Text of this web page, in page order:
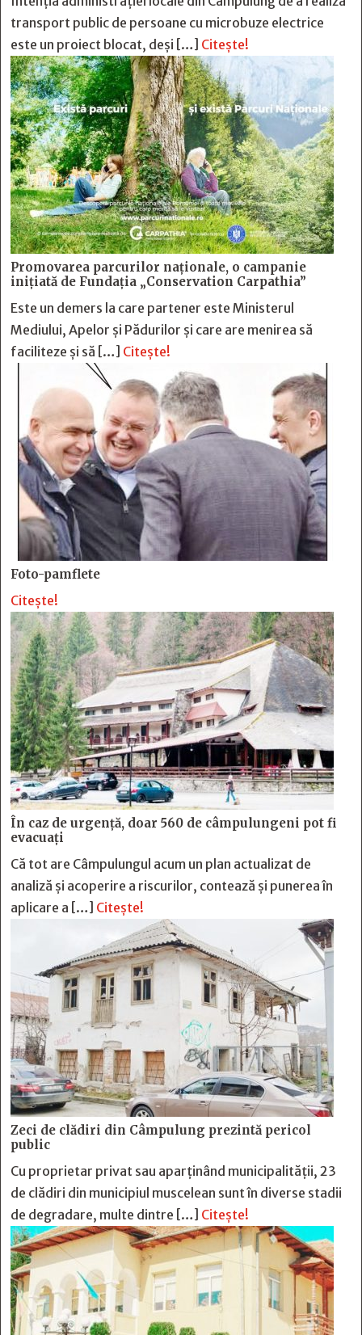
transport public de persoane cu microbuze electrice
este un proiect blocat, deși […] Citește!
Promovarea parcurilor naționale, o campanie
inițiată de Fundația „Conservation Carpathia”
Este un demers la care partener este Ministerul
Mediului, Apelor și Pădurilor și care are menirea să
faciliteze și să […] Citește!
Foto-pamflete
Citește!
În caz de urgență, doar 560 de câmpulungeni pot fi
evacuați
Că tot are Câmpulungul acum un plan actualizat de
analiză și acoperire a riscurilor, contează și punerea în
aplicare a […] Citește!
Zeci de clădiri din Câmpulung prezintă pericol
public
Cu proprietar privat sau aparținând municipalității, 23
de clădiri din municipiul muscelean sunt în diverse stadii
de degradare, multe dintre […] Citește!